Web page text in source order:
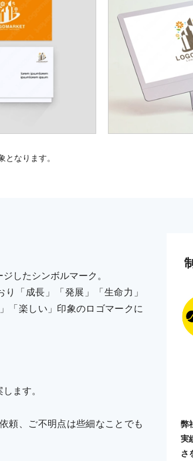
なります。
したシンボルマーク。
「成長」「発展」「生命力」
「楽しい」印象のロゴマークに
ます。
頼、ご不明点は些細なことでも
弊
実
さ